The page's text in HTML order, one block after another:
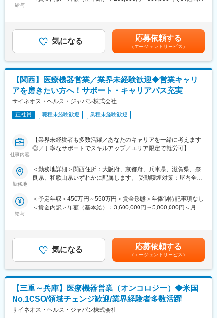
■入社後の流れ
まずはご入社から2か月間MR導入研修を受講し、MR資格を取得
していただきます。
資格取得と聞くとハードルが高く思われる方もいるかもしれませ
んが、当社の取得率は業界平均より20%ほど高い95%程度を維持
しています。
文理問わず一から学べる環境を整えているため、専門知識は入社
後に身に付ける意欲があれば問題ございません。
社員の活躍事例についての詳細は、是非こちらのURLも併せてご
覧ください。
■具体的な業務
すでに取引のある病院の医師や薬剤師に向け、医薬品の効果や副
ン活動を行っていただきます。メインの業務は情報提供となるた
め、価格交渉・納品・注文書の対応等は基本的に発生せず、営業
り、過度なプレッシャーなく顧客とじっくり関係構築が可能で
す。
社用車を利用して自宅から病院へ直行直帰の働き方となるため、
柔軟にスケジュール調整が可能です。年間休日130日に加えて有
給取得もしやすく、年間140日ほど休んでいる方も多くいます。
■将来的なキャリア：
医療営業として専門性を磨き管理職を目指すのはもちろん、他事
業部やグループ会社への異動実績も豊富にございます。（※病院の
経営コンサル、医薬品メーカーのマーケティング支援、人事担当
者などの管理部門）
給与
手当支給する。【補足】プロジェクト稼働手当(35,000円)、外勤
日当（1日1,500円／外勤3.5時間以上）■変動賞与制（6月・12
月・3月）※平均実績6ヶ月分■インセンティブ：3月（対象者）賃
金はあくまでも目安の金額であり、選考を通じて上下する可能性
があります。月給(月額)は固定手当を含めた表記です。
気になる 応募依頼する
（エージェントサービス）
【関西】医療機器営業／業界未経験歓迎◆営業キャリ
アを磨きたい方へ！サポート・キャリアパス充実
サイネオス・ヘルス・ジャパン株式会社
正社員 職種未経験歓迎 業種未経験歓迎
仕事内容
【業界未経験者も多数活躍／あなたのキャリアを一緒に考えます
◎／丁寧なサポートでスキルアップ／エリア限定で就労可】
■業務内容
医療機器の営業担当者として、基幹病院などの医師や看護師など
医療従事者の方々と面談を行い、製品に関わる手技や情報提供な
・身につくスキル
専門家へ提案・交渉する力を磨けます。単に説明する力だけでな
■同社の魅力：
（1）転居を伴う転勤が不要
一般的に医療系の営業職は全国転勤が発生しますが、同社では基
本的に希望勤務地から転居がない範囲でアサイン先を決定しま
す。
（2）充実したサポート体制
配属後は担当マネージャーが丁寧に支援します。日々の仕事の悩
みや、キャリア形成の相談等、伴走者として活躍をサポートしま
勤務地
＜勤務地詳細＞関西住所：大阪府、京都府、兵庫県、滋賀県、奈
良県、和歌山県いずれかに配属します。 受動喫煙対策：屋内全面
給与
＜予定年収＞450万円～550万円＜賃金形態＞年俸制特記事項なし
＜賃金内訳＞年額（基本給）：3,600,000円～5,000,000円＜月額
手当）700万円／入社3年目（月給50万円＋賞与＋手当）550万円
／入社1年目（月給43万円＋賞与＋手当）賃金はあくまでも目安
の金額であり、選考を通じて上下する可能性があります。月給(月
額)は固定手当を含めた表記です。
気になる 応募依頼する
（エージェントサービス）
【三重～兵庫】医療機器営業（オンコロジー）◆米国
No.1CSO/領域チェンジ歓迎/業界経験者多数活躍
サイネオス・ヘルス・ジャパン株式会社